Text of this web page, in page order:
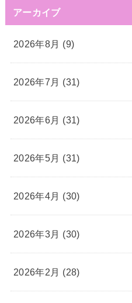
アーカイブ
2026年8月 (9)
2026年7月 (31)
2026年6月 (31)
2026年5月 (31)
2026年4月 (30)
2026年3月 (30)
2026年2月 (28)